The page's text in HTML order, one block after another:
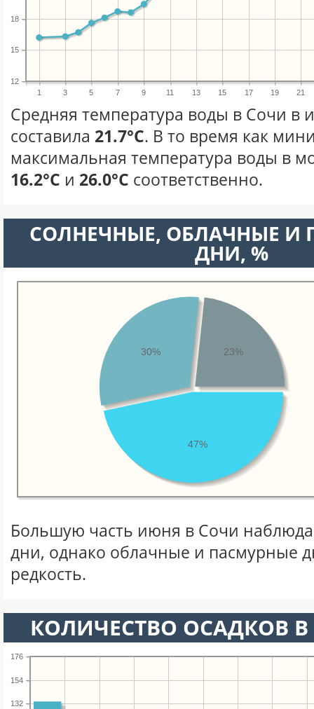
1 3 5 7 9 11 13 15 17 19 21
12
15
18
Средняя температура воды в Сочи в
составила 21.7°C. В то время как
максимальная температура воды в
16.2°C и 26.0°C соответственно.
CОЛНЕЧНЫЕ, ОБЛАЧНЫЕ И
ДНИ, %
47%
30% 23%
Большую часть июня в Сочи
дни, однако облачные и пасмурные
редкость.
КОЛИЧЕСТВО ОСАДКОВ
132
154
176